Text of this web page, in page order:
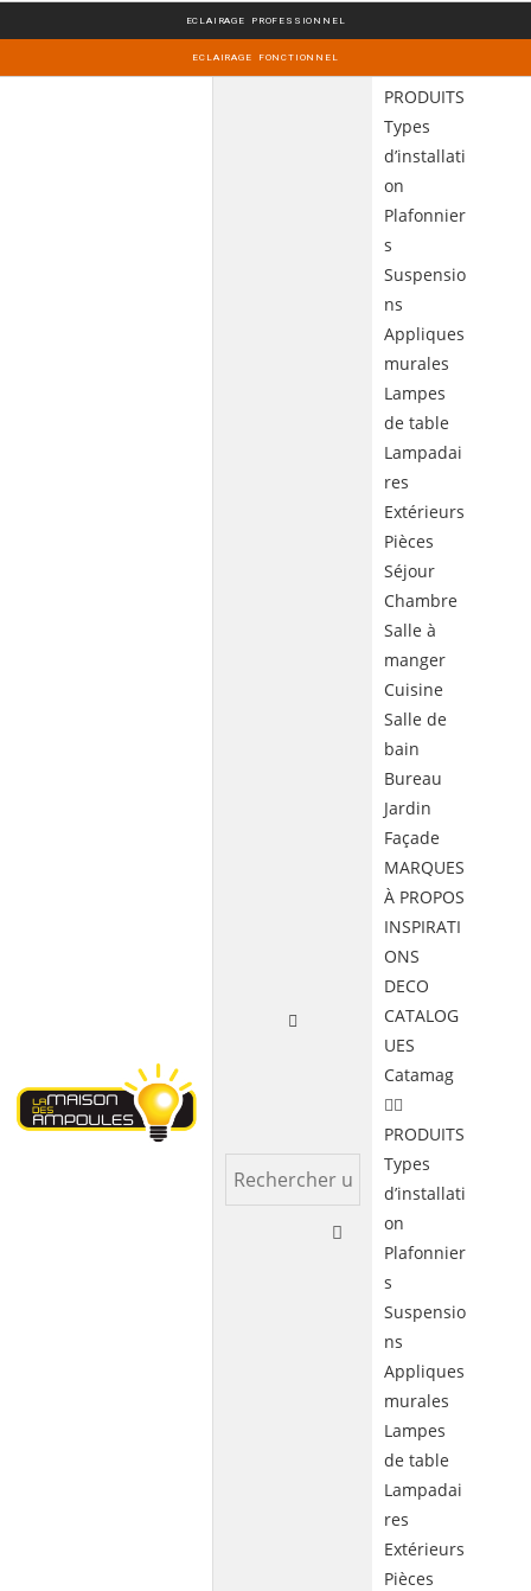
ECLAIRAGE PROFESSIONNEL
ECLAIRAGE FONCTIONNEL
PRODUITS
Types
d’installati
on
Plafonnier
s
Suspensio
ns
Appliques
murales
Lampes
de table
Lampadai
res
Extérieurs
Pièces
Séjour
Chambre
Salle à
manger
Cuisine
Salle de
bain
Bureau
Jardin
Façade
MARQUES
À PROPOS
INSPIRATI
ONS
DECO
CATALOG
UES
Catamag
PRODUITS
Types
d’installati
on
Plafonnier
s
Suspensio
ns
Appliques
murales
Lampes
de table
Lampadai
res
Extérieurs
Pièces